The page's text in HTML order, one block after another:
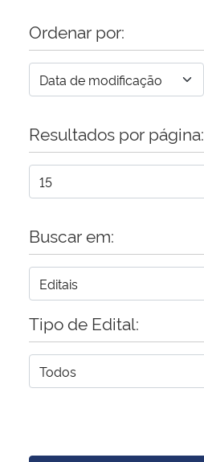
Ordenar por:
Resultados por página:
Buscar em:
Tipo de Edital: